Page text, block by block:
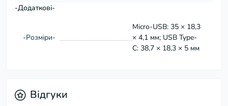
-Додаткові-
-Розміри-
Micro-USB: 35 × 18,3
× 4,1 мм; USB Type-
C: 38,7 × 18,3 × 5 мм
Відгуки